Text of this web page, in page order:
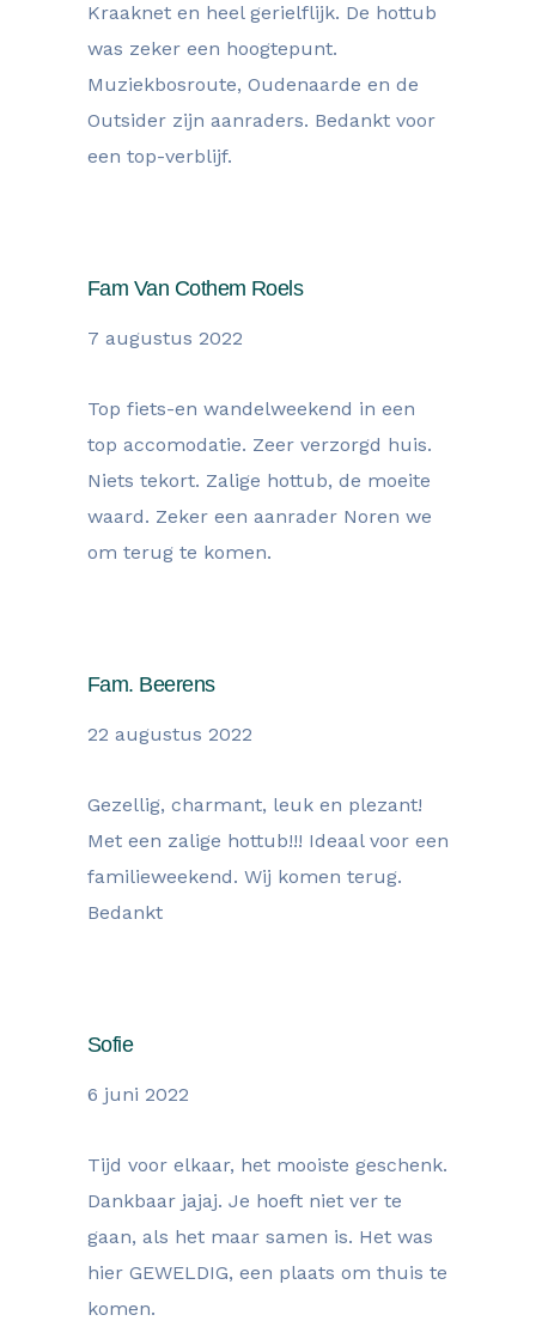
Kraaknet en heel gerielflijk. De hottub
was zeker een hoogtepunt.
Muziekbosroute, Oudenaarde en de
Outsider zijn aanraders. Bedankt voor
een top-verblijf.
Fam Van Cothem Roels
7 augustus 2022
Top fiets-en wandelweekend in een
top accomodatie. Zeer verzorgd huis.
Niets tekort. Zalige hottub, de moeite
waard. Zeker een aanrader Noren we
om terug te komen.
Fam. Beerens
22 augustus 2022
Gezellig, charmant, leuk en plezant!
Met een zalige hottub!!! Ideaal voor een
familieweekend. Wij komen terug.
Bedankt
Sofie
6 juni 2022
Tijd voor elkaar, het mooiste geschenk.
Dankbaar jajaj. Je hoeft niet ver te
gaan, als het maar samen is. Het was
hier GEWELDIG, een plaats om thuis te
komen.